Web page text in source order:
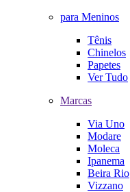
para Meninos
Tênis
Chinelos
Papetes
Ver Tudo
Marcas
Via Uno
Modare
Moleca
Ipanema
Beira Rio
Vizzano